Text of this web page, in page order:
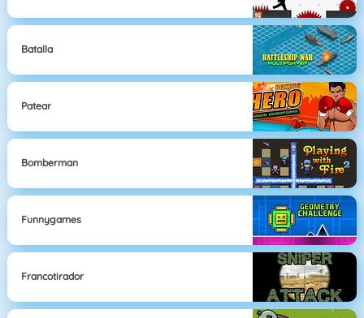
Batalla
Patear
Bomberman
Funnygames
Francotirador